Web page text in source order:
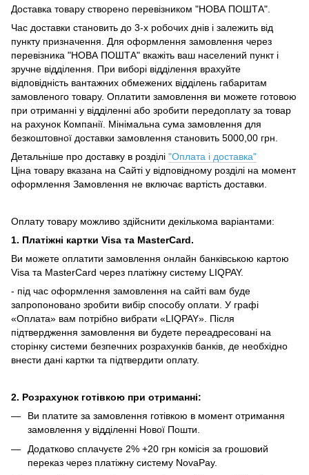
Доставка товару створено перевізником "НОВА ПОШТА".
Час доставки становить до 3-х робочих днів і залежить від
пункту призначення. Для оформлення замовлення через
перевізника "НОВА ПОШТА" вкажіть ваш населений пункт і
зручне відділення.
При виборі відділення врахуйте
відповідність вантажних обмежених відділень габаритам
замовленого товару. Оплатити замовлення ви можете готовою
при отриманні у відділенні або зробити передоплату за товар
на рахунок Компанії. Мінімальна сума замовлення для
безкоштовної доставки замовлення становить 5000,00 грн.
Детальніше про доставку в розділі "Оплата і доставка"
Ціна товару вказана на Сайті у відповідному розділі на момент
оформлення Замовлення не включає вартість доставки.
Оплату товару можливо здійснити декількома варіантами:
1. Платіжні картки Visa та MasterCard.
Ви можете оплатити замовлення онлайн банківською картою
Visa та MasterCard через платіжну систему LIQPAY.
- під час оформлення замовлення на сайті вам буде
запропоновано зробити вибір способу оплати. У графі
«Оплата» вам потрібно вибрати «LIQPAY». Після
підтвердження замовлення ви будете переадресовані на
сторінку системи безпечних розрахунків банків, де необхідно
внести дані картки та підтвердити оплату.
2. Розрахунок готівкою при отриманні:
Ви платите за замовлення готівкою в момент отримання
замовлення у відділенні Нової Пошти.
Додатково сплачуєте 2% +20 грн комісія за грошовий
переказ через платіжну систему NovaPay.